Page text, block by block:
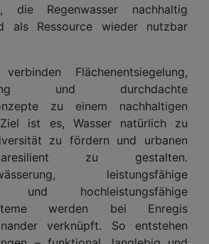
die Regenwasser nachhaltig
als Ressource wieder nutzbar
Flächenentsiegelung,
und durchdachte
zu einem nachhaltigen
Ziel ist es, Wasser natürlich zu
zu fördern und urbanen
zu gestalten.
leistungsfähige
und hochleistungsfähige
werden bei Enregis
verknüpft. So entstehen